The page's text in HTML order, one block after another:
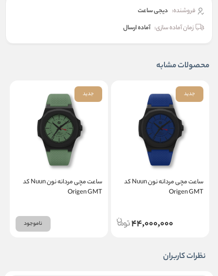
فروشنده: دیجی ساعت
زمان آماده سازی: آماده ارسال
محصولات مشابه
جدید
ساعت مچی مردانه نون Nuun کد
Origen GMT
44,000,000
جدید
ساعت مچی مردانه نون Nuun کد
Origen GMT
ناموجود
نظرات کاربران